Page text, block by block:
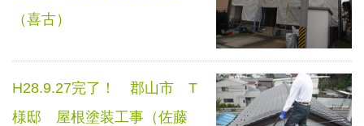
（喜古）
H28.9.27完了！ 郡山市 T
様邸 屋根塗装工事（佐藤